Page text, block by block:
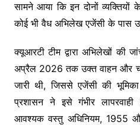
सामने आया कि इन दोनों व्यक्तियों
कोई भी वैध अभिलेख एजेंसी के पास
क्यूआरटी टीम द्वारा अभिलेखों की
अप्रैल 2026 तक उक्त वाहन और
जारी थी, जिससे एजेंसी की
प्रशासन ने इसे गंभीर
आवश्यक वस्तु अधिनियम, 1955